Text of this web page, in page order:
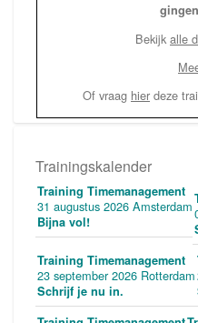
Bekijk alle
Of vraag hier deze
Trainingskalender
Training Timemanagement
31 augustus 2026 Amsterdam
Bijna vol!
Training Timemanagement
23 september 2026 Rotterdam
Schrijf je nu in.